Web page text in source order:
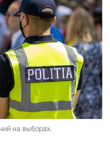
на выборах.